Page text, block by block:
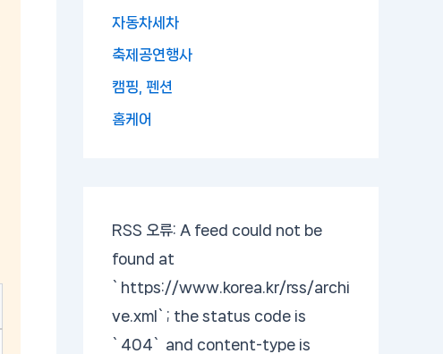
자동차세차
축제공연행사
캠핑, 펜션
홈케어
RSS 오류: A feed could not be
found at
`https://www.korea.kr/rss/archi
ve.xml`; the status code is
`404` and content-type is